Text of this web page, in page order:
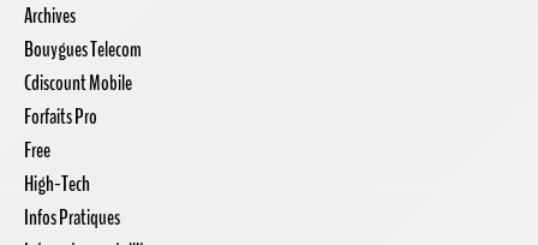
Archives
Bouygues Telecom
Cdiscount Mobile
Forfaits Pro
Free
High-Tech
Infos Pratiques